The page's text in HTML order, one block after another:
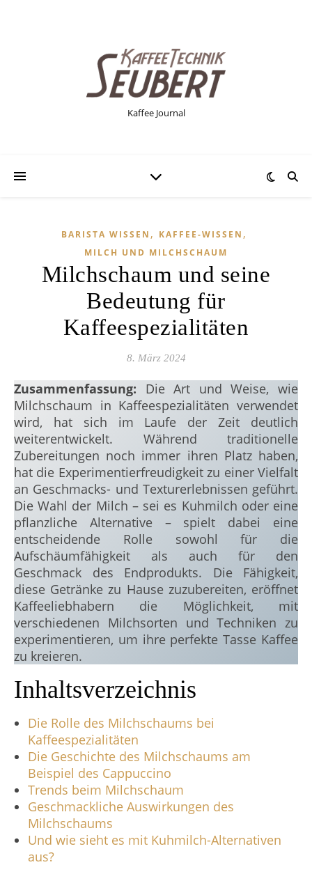
Kaffee Journal
BARISTA WISSEN , KAFFEE-WISSEN ,
MILCH UND MILCHSCHAUM
Milchschaum und seine
Bedeutung für
Kaffeespezialitäten
8. März 2024
Zusammenfassung: Die Art und Weise, wie
Milchschaum in Kaffeespezialitäten verwendet
wird, hat sich im Laufe der Zeit deutlich
weiterentwickelt. Während traditionelle
Zubereitungen noch immer ihren Platz haben,
hat die Experimentierfreudigkeit zu einer Vielfalt
an Geschmacks- und Texturerlebnissen geführt.
Die Wahl der Milch – sei es Kuhmilch oder eine
pflanzliche Alternative – spielt dabei eine
entscheidende Rolle sowohl für die
Aufschäumfähigkeit als auch für den
Geschmack des Endprodukts. Die Fähigkeit,
diese Getränke zu Hause zuzubereiten, eröffnet
Kaffeeliebhabern die Möglichkeit, mit
verschiedenen Milchsorten und Techniken zu
experimentieren, um ihre perfekte Tasse Kaffee
zu kreieren.
Inhaltsverzeichnis
Die Rolle des Milchschaums bei
Kaffeespezialitäten
Die Geschichte des Milchschaums am
Beispiel des Cappuccino
Trends beim Milchschaum
Geschmackliche Auswirkungen des
Milchschaums
Und wie sieht es mit Kuhmilch-Alternativen
aus?